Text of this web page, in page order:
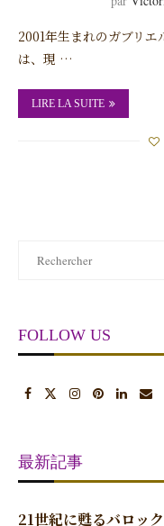
2001年生まれのガブリ
は、現 …
LIRE LA SUITE
FOLLOW US
最新記事
21世紀に甦るバロッ